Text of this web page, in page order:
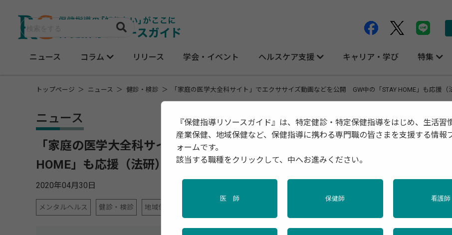
ニュース コラム リリース 学会・イベント ヘルスケア支援 キャリア・学び 特集
トップページ ニュース 健診・検診 「家庭の医学大全科サイト」でエクササイズ動画などを公開 GW中の「STAY HOME」も応援（
ニュース
「家庭の医学大全科サイト」でエクササイズ動画などを公開 GW中の「STAY
HOME」も応援（法研）
2020年04月30日
メンタルヘルス 健診・検診 地域保健
『保健指導リソースガイド』は、特定健診・特定保健指導をはじめ、生活習
産業保健、地域保健など、保健指導に携わる専門職の皆さまを支援する情報
ォームです。
該当する職種をクリックして、中へお進みください。
医 師 保健師 看護師